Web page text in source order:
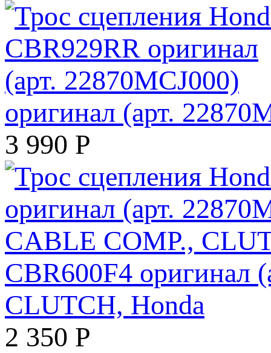
оригинал (арт.
3 990 Р
CBR600F4 оригинал
CLUTCH, Honda
2 350 Р